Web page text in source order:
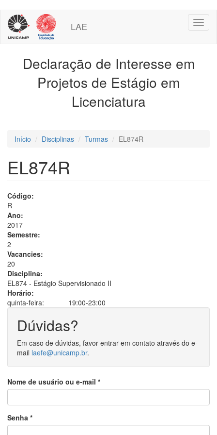
Pular
para
conteúdo
LAE
Declaração de Interesse em
Projetos de Estágio em
Licenciatura
Início Disciplinas Turmas EL874R
EL874R
Código:
R
Ano:
2017
Semestre:
2
Vacancies:
20
Disciplina:
EL874 - Estágio Supervisionado II
Horário:
quinta-feira:
19:00-23:00
Dúvidas?
Em caso de dúvidas, favor entrar em contato através do e-
mail laefe@unicamp.br.
Nome de usuário ou e-mail *
Senha *